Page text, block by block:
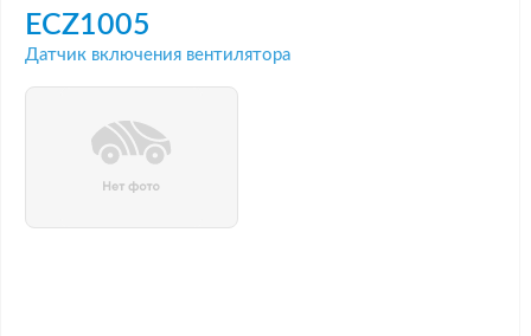
ECZ1005
Датчик включения вентилятора